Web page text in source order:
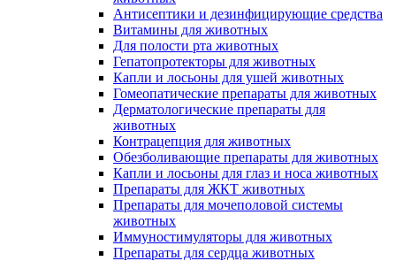
Антисептики и дезинфицирующие средства
Витамины для животных
Для полости рта животных
Гепатопротекторы для животных
Капли и лосьоны для ушей животных
Гомеопатические препараты для животных
Дерматологические препараты для
животных
Контрацепция для животных
Обезболивающие препараты для животных
Капли и лосьоны для глаз и носа животных
Препараты для ЖКТ животных
Препараты для мочеполовой системы
животных
Иммуностимуляторы для животных
Препараты для сердца животных